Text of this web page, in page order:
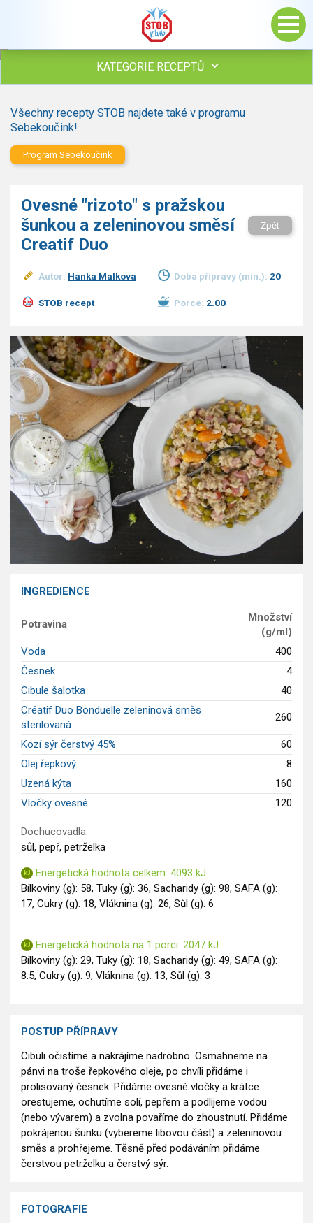
KATEGORIE RECEPTŮ
Polévky
Maso
vepřové
vnitřnosti
ryby
ostatní maso
Omáčky
Bezmasé a zeleninové
Sladké pokrmy
Dezerty
Nápoje
Ostatní
Dětské recepty
GLP-1 recepty
Všechny recepty STOB najdete také v programu
Sebekoučink!
Program Sebekoučink
Ovesné "rizoto" s pražskou
šunkou a zeleninovou směsí
Creatif Duo
Zpět
Autor: Hanka Malkova Doba přípravy (min.): 20
STOB recept Porce: 2.00
INGREDIENCE
Potravina
Množství
(g/ml)
Voda
400
Česnek
4
Cibule šalotka
40
Créatif Duo Bonduelle zeleninová směs
sterilovaná
260
Kozí sýr čerstvý 45%
60
Olej řepkový
8
Uzená kýta
160
Vločky ovesné
120
Dochucovadla:
sůl, pepř, petrželka
Energetická hodnota celkem: 4093 kJ
Bílkoviny (g): 58, Tuky (g): 36, Sacharidy (g): 98, SAFA (g):
17, Cukry (g): 18, Vláknina (g): 26, Sůl (g): 6
Energetická hodnota na 1 porci: 2047 kJ
Bílkoviny (g): 29, Tuky (g): 18, Sacharidy (g): 49, SAFA (g):
8.5, Cukry (g): 9, Vláknina (g): 13, Sůl (g): 3
POSTUP PŘÍPRAVY
Cibuli očistíme a nakrájíme nadrobno. Osmahneme na
pánvi na troše řepkového oleje, po chvíli přidáme i
prolisovaný česnek. Přidáme ovesné vločky a krátce
orestujeme, ochutíme solí, pepřem a podlijeme vodou
(nebo vývarem) a zvolna povaříme do zhoustnutí. Přidáme
pokrájenou šunku (vybereme libovou část) a zeleninovou
směs a prohřejeme. Těsně před podáváním přidáme
čerstvou petrželku a čerstvý sýr.
FOTOGRAFIE